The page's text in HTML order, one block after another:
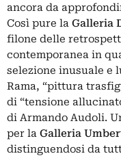
ancora da
Così pure la Galleria
filone delle
contemporanea in
selezione inusuale e
Rama, “pittura
di “tensione
di Armando Audoli.
per la Galleria
distinguendosi da